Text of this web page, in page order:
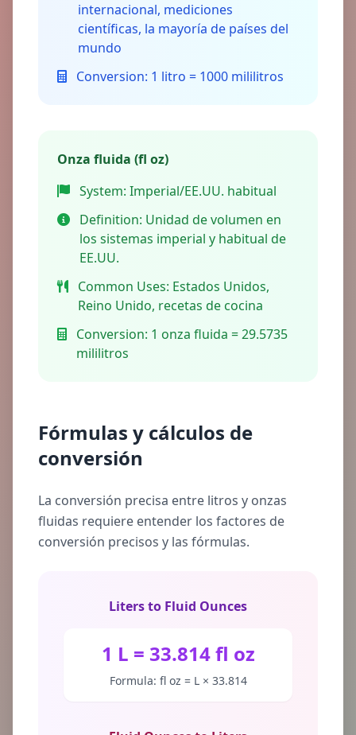
internacional, mediciones
científicas, la mayoría de países del
mundo
Conversion: 1 litro = 1000 mililitros
Onza fluida (fl oz)
System: Imperial/EE.UU. habitual
Definition: Unidad de volumen en
los sistemas imperial y habitual de
EE.UU.
Common Uses: Estados Unidos,
Reino Unido, recetas de cocina
Conversion: 1 onza fluida = 29.5735
mililitros
Fórmulas y cálculos de
conversión
La conversión precisa entre litros y onzas
fluidas requiere entender los factores de
conversión precisos y las fórmulas.
Liters to Fluid Ounces
1 L = 33.814 fl oz
Formula: fl oz = L × 33.814